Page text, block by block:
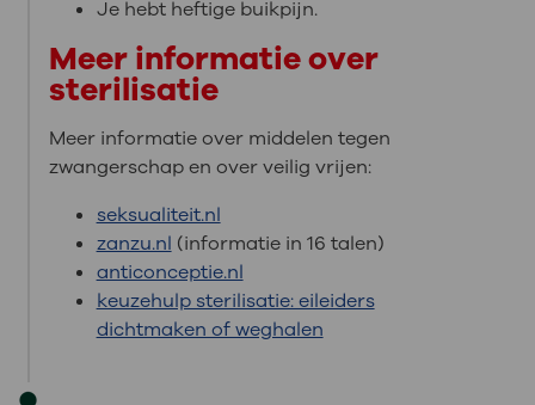
Je hebt heftige buikpijn.
Meer informatie over
sterilisatie
Meer informatie over middelen tegen
zwangerschap en over veilig vrijen:
seksualiteit.nl
zanzu.nl (informatie in 16 talen)
anticonceptie.nl
keuzehulp sterilisatie: eileiders
dichtmaken of weghalen